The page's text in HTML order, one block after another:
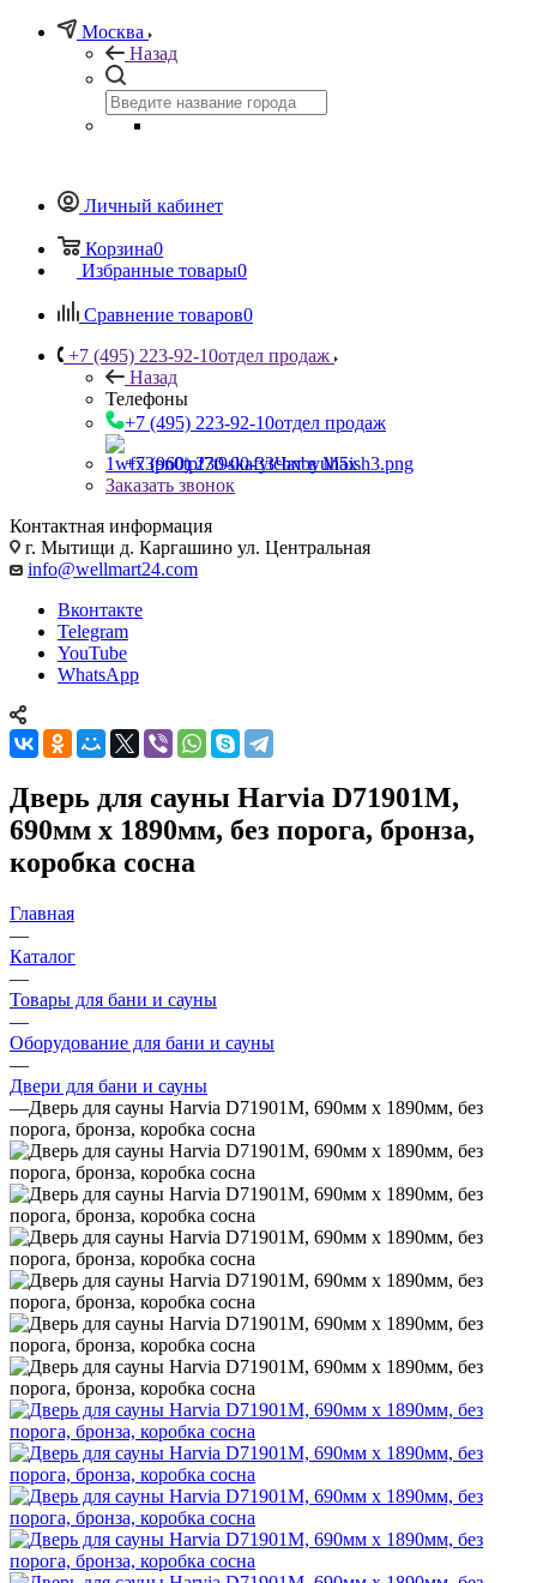
Москва
Назад
Личный кабинет
Корзина0
Избранные товары0
Сравнение товаров0
+7 (495) 223-92-10отдел продаж
Назад
Телефоны
+7 (495) 223-92-10отдел продаж
+7 (960) 230-00-33Чат в Max
Заказать звонок
Контактная информация
г. Мытищи д. Каргашино ул. Центральная
info@wellmart24.com
Вконтакте
Telegram
YouTube
WhatsApp
Дверь для сауны Harvia D71901M,
690мм х 1890мм, без порога, бронза,
коробка сосна
Главная
—
Каталог
—
Товары для бани и сауны
—
Оборудование для бани и сауны
—
Двери для бани и сауны
—Дверь для сауны Harvia D71901M, 690мм х 1890мм, без
порога, бронза, коробка сосна